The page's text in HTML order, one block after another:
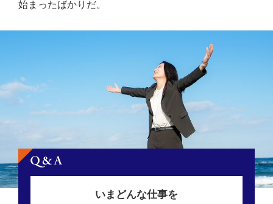
始まったばかりだ。
いまどんな仕事を